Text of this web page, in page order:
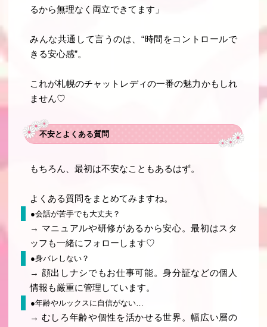
るから無理なく両立できてます」
みんな共通して言うのは、“時間をコントロールで
きる安心感”。
これが札幌のチャットレディの一番の魅力かもしれ
ません♡
不安とよくある質問
もちろん、最初は不安なこともあるはず。
よくある質問をまとめてみますね。
●会話が苦手でも大丈夫？
→ マニュアルや研修があるから安心。最初はスタ
ッフも一緒にフォローします♡
●身バレしない？
→ 顔出しナシでもお仕事可能。身分証などの個人
情報も厳重に管理しています。
●年齢やルックスに自信がない…
→ むしろ年齢や個性を活かせる世界。幅広い層の